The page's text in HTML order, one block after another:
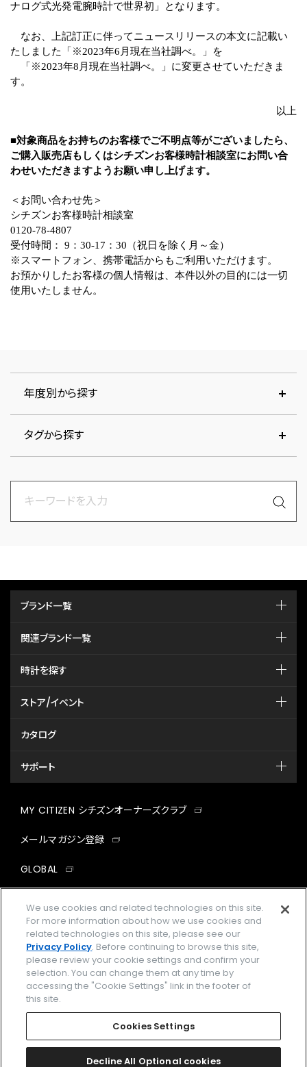
ナログ式光発電腕時計で世界初」となります。
なお、上記訂正に伴ってニュースリリースの本文に記載い
たしました「※2023年6月現在当社調べ。」を
「※2023年8月現在当社調べ。」に変更させていただきま
す。
以上
■対象商品をお持ちのお客様でご不明点等がございましたら、
ご購入販売店もしくはシチズンお客様時計相談室にお問い合
わせいただきますようお願い申し上げます。
＜お問い合わせ先＞
シチズンお客様時計相談室
0120-78-4807
受付時間： 9：30-17：30（祝日を除く月～金）
※スマートフォン、携帯電話からもご利用いただけます。
お預かりしたお客様の個人情報は、本件以外の目的には一切
使用いたしません。
年度別から探す
タグから探す
ブランド一覧
関連ブランド一覧
時計を探す
ストア/イベント
カタログ
サポート
MY CITIZEN シチズンオーナーズクラブ
メールマガジン登録
GLOBAL
facebookinstagramtwitter
企業情報 ご利用規約
プライバシーポリシー Cookies Settings
Amazon PayはAmazon.com, Inc.またはその関連会社の商標です。
We use cookies and related technologies on this site.
For more information about how we use cookies and
related technologies on this site, please see our
Privacy Policy. Before continuing to browse this site,
please review your cookie settings and confirm your
selection. You can change them at any time by
accessing the "Cookie Settings" link in the footer of
this site.
Cookies Settings
Decline All Optional cookies